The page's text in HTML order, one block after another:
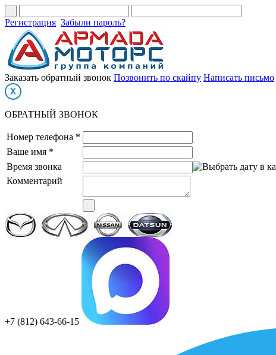
Регистрация Забыли пароль?
Заказать обратный звонок Позвонить по скайпу Написать письмо
ОБРАТНЫЙ ЗВОНОК
Номер телефона *
Ваше имя *
Время звонка
Комментарий
+7 (812) 643-66-15